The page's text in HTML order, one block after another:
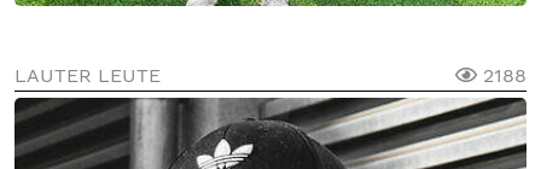
LAUTER LEUTE 2188